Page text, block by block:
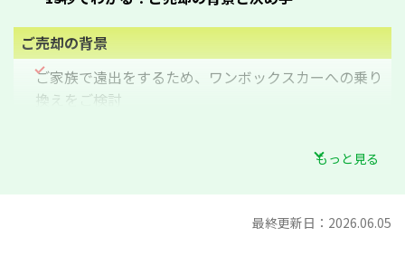
ご売却の背景
ご家族で遠出をするため、ワンボックスカーへの乗り
換えをご検討
もっと見る
最終更新日： 2026.06.05